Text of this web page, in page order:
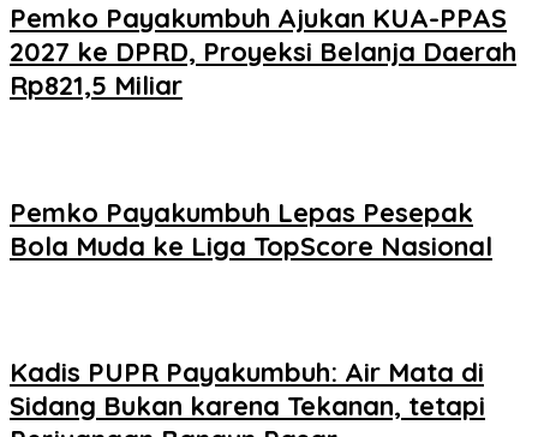
Pemko Payakumbuh Ajukan KUA-PPAS
2027 ke DPRD, Proyeksi Belanja Daerah
Rp821,5 Miliar
Pemko Payakumbuh Lepas Pesepak
Bola Muda ke Liga TopScore Nasional
Kadis PUPR Payakumbuh: Air Mata di
Sidang Bukan karena Tekanan, tetapi